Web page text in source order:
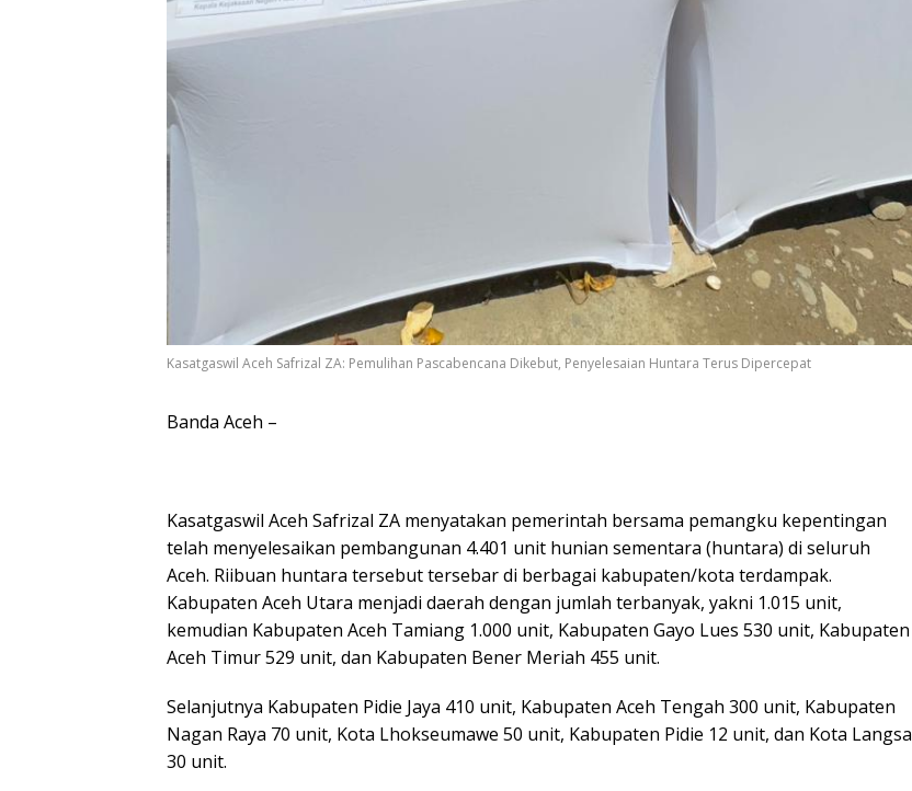
Kasatgaswil Aceh Safrizal ZA: Pemulihan Pascabencana Dikebut, Penyelesaian Huntara Terus Dipercepat
Banda Aceh –
Kasatgaswil Aceh Safrizal ZA menyatakan pemerintah bersama pemangku kepentingan
telah menyelesaikan pembangunan 4.401 unit hunian sementara (huntara) di seluruh
Aceh. Riibuan huntara tersebut tersebar di berbagai kabupaten/kota terdampak.
Kabupaten Aceh Utara menjadi daerah dengan jumlah terbanyak, yakni 1.015 unit,
kemudian Kabupaten Aceh Tamiang 1.000 unit, Kabupaten Gayo Lues 530 unit, Kabupaten
Aceh Timur 529 unit, dan Kabupaten Bener Meriah 455 unit.
Selanjutnya Kabupaten Pidie Jaya 410 unit, Kabupaten Aceh Tengah 300 unit, Kabupaten
Nagan Raya 70 unit, Kota Lhokseumawe 50 unit, Kabupaten Pidie 12 unit, dan Kota Langsa
30 unit.